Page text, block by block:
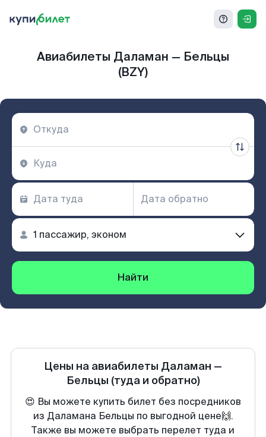
Авиабилеты Даламан — Бельцы
(BZY)
Найти
Цены на авиабилеты Даламан —
Бельцы (туда и обратно)
😍 Вы можете купить билет без посредников
из Даламана Бельцы по выгодной цене🙌.
Также вы можете выбрать перелет туда и